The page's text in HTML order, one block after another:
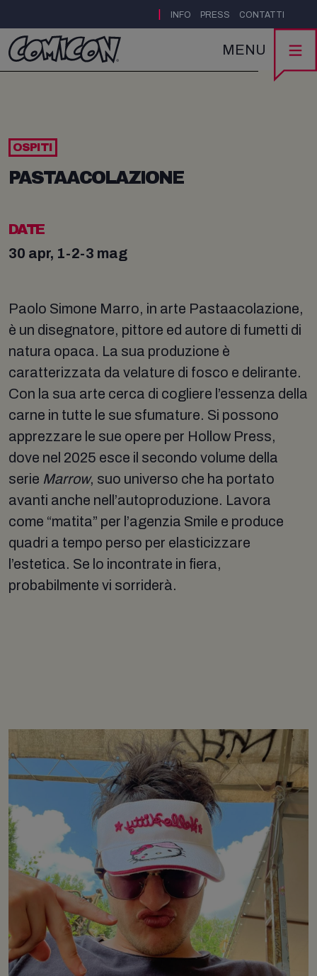
INFO PRESS CONTATTI
MENU
OSPITI
PASTAACOLAZIONE
DATE
30 apr, 1-2-3 mag
Paolo Simone Marro, in arte Pastaacolazione,
è un disegnatore, pittore ed autore di fumetti di
natura opaca. La sua produzione è
caratterizzata da velature di fosco e delirante.
Con la sua arte cerca di cogliere l’essenza della
carne in tutte le sue sfumature. Si possono
apprezzare le sue opere per Hollow Press,
dove nel 2025 esce il secondo volume della
serie Marrow, suo universo che ha portato
avanti anche nell’autoproduzione. Lavora
come “matita” per l’agenzia Smile e produce
quadri a tempo perso per elasticizzare
l’estetica. Se lo incontrate in fiera,
probabilmente vi sorriderà.